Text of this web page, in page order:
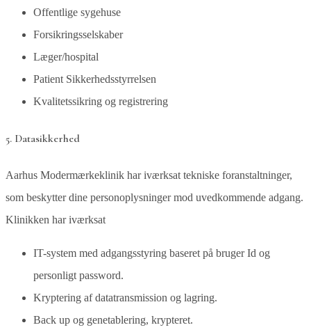
Offentlige sygehuse
Forsikringsselskaber
Læger/hospital
Patient Sikkerhedsstyrrelsen
Kvalitetssikring og registrering
5. Datasikkerhed
Aarhus Modermærkeklinik har iværksat tekniske foranstaltninger,
som beskytter dine personoplysninger mod uvedkommende adgang.
Klinikken har iværksat
IT-system med adgangsstyring baseret på bruger Id og
personligt password.
Kryptering af datatransmission og lagring.
Back up og genetablering, krypteret.